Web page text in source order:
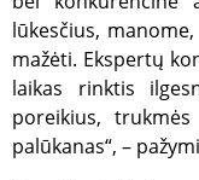
lūkesčius,
mažėti. Ekspertų
laikas rinktis
poreikius,
palūkanas“, –
_tgpc